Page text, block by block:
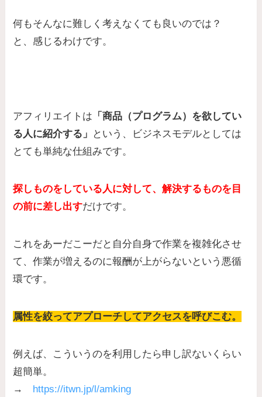
何もそんなに難しく考えなくても良いのでは？
と、感じるわけです。
アフィリエイトは 「商品（プログラム）を欲してい
る人に紹介する」
という、ビジネスモデルとしては
とても単純な仕組みです。
探しものをしている人に対して、解決するものを目
の前に差し出すだけです。
これをあーだこーだと自分自身で作業を複雑化させ
て、作業が増えるのに報酬が上がらないという悪循
環です。
属性を絞ってアプローチしてアクセスを呼びこむ。
例えば、こういうのを利用したら申し訳ないくらい
超簡単。
→ https://itwn.jp/l/amking